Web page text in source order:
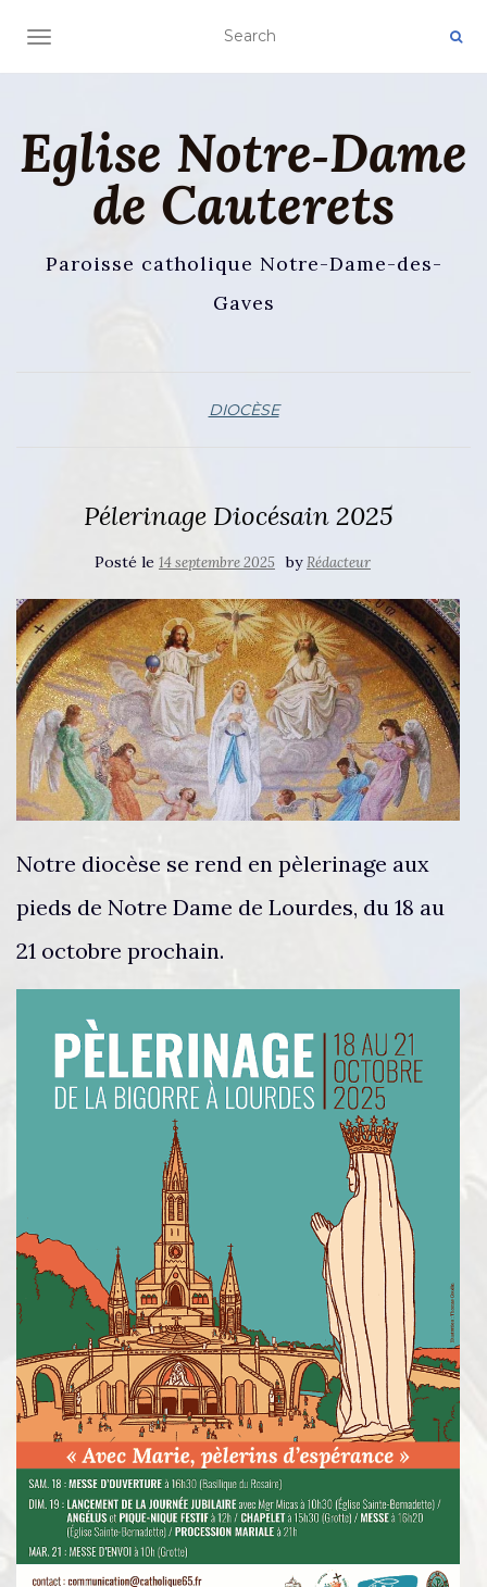
AFFICHER/MASQUER LA NAVIGATION
Eglise Notre‑Dame
de Cauterets
Paroisse catholique Notre-Dame-des-
Gaves
DIOCÈSE
Pélerinage Diocésain 2025
Posté le 14 septembre 2025 byRédacteur
Notre diocèse se rend en pèlerinage aux
pieds de Notre Dame de Lourdes, du 18 au
21 octobre prochain.